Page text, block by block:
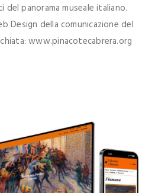
panorama museale italiano.
Design della comunicazione del
www.pinacotecabrera.org